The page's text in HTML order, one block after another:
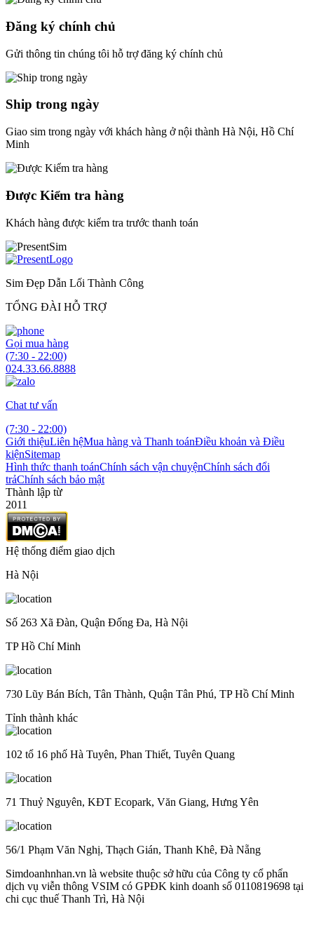
Đăng ký chính chủ
Gửi thông tin chúng tôi hỗ trợ đăng ký chính chủ
Ship trong ngày
Giao sim trong ngày với khách hàng ở nội thành Hà Nội, Hồ Chí
Minh
Được Kiểm tra hàng
Khách hàng được kiểm tra trước thanh toán
Sim Đẹp Dẫn Lối Thành Công
TỔNG ĐÀI HỖ TRỢ
Gọi mua hàng
(7:30 - 22:00)
024.33.66.8888
Chat tư vấn
(7:30 - 22:00)
Giới thiệuLiên hệMua hàng và Thanh toánĐiều khoản và Điều
kiệnSitemap
Hình thức thanh toánChính sách vận chuyệnChính sách đổi
trảChính sách bảo mật
Thành lập từ
2011
Hệ thống điểm giao dịch
Hà Nội
Số 263 Xã Đàn, Quận Đống Đa, Hà Nội
TP Hồ Chí Minh
730 Lũy Bán Bích, Tân Thành, Quận Tân Phú, TP Hồ Chí Minh
Tỉnh thành khác
102 tổ 16 phố Hà Tuyên, Phan Thiết, Tuyên Quang
71 Thuỷ Nguyên, KĐT Ecopark, Văn Giang, Hưng Yên
56/1 Phạm Văn Nghị, Thạch Gián, Thanh Khê, Đà Nẵng
Simdoanhnhan.vn là website thuộc sở hữu của Công ty cổ phẩn
dịch vụ viễn thông VSIM có GPĐK kinh doanh số 0110819698 tại
chi cục thuế Thanh Trì, Hà Nội